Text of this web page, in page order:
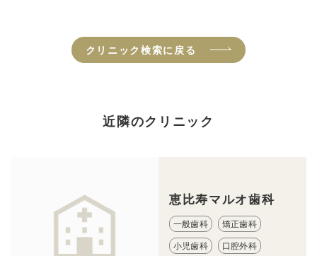
クリニック検索に戻る
近隣のクリニック
恵比寿マルオ歯科
一般歯科 矯正歯科
小児歯科 口腔外科